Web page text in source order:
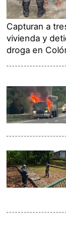
Capturan a
vivienda y
droga en